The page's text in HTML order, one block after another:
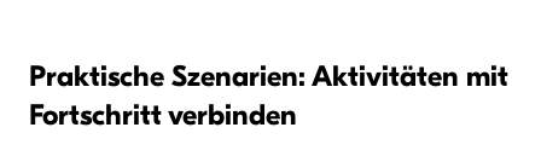
Praktische Szenarien: Aktivitäten mit
Fortschritt verbinden